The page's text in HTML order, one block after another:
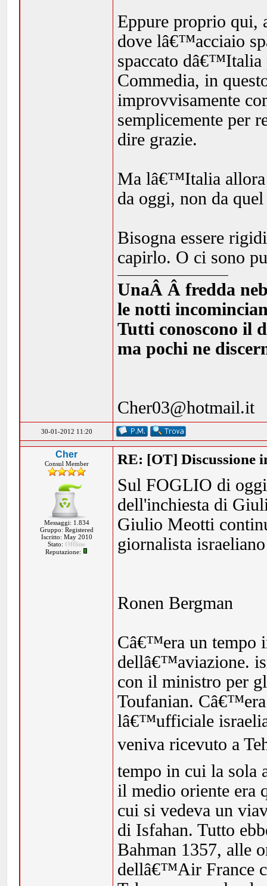
Eppure proprio
dove lâ€™acciaio
spaccato dâ€™Italia
Commedia, in
improvvisamente
semplicemente per
dire grazie.
Ma lâ€™Italia allora
da oggi, non da
Bisogna essere
capirlo. O ci sono
UnaÂ Â fredda
le notti
Tutti conoscono il
ma pochi ne
Cher03@hotmail.it
30-01-2012 11:20
Cher
Consul Member
Messaggi: 1.834
Gruppo: Registered
Iscritto: May 2010
Stato: Offline
Reputazione:
RE: [OT] Discussione
Sul FOGLIO di
dell'inchiesta di
Giulio Meotti
giornalista
Ronen Bergman
Câ€™era un tempo in cui Ezer Weizman, il fondatore dellâ€™aviazione. israeliana, stringeva accordi economici con il ministro per gli Armamenti dellâ€™Iran, Hassan Toufanian. Câ€™era un tempo in cui Yaakov Shapiro, lâ€™ufficiale israeliano che curava i rapporti con gli iraniani, veniva ricevuto a Teheran â€œcome un reâ€. Câ€™era un tempo in cui la sola ambasciata con la stella di David in tutto il medio oriente era quella a Teheran. Câ€™era un tempo in cui si vedeva un viavai di tecnici israeliani nel centro nucleare di Isfahan. Tutto ebbe fine il primo di febbraio del 1979, 12 Bahman 1357, alle ore nove e 7 minuti, quando un Jumbo dellâ€™Air France comparve nel cielo azzurro- ceramica di Teheran, sorvolando i Monti Alborz. Su quellâ€™aereo, noleggiato a credito, câ€™era Khomeini, il â€œprofeta disarmatoâ€. Ritornava in patria dopo quindici anni di esilio impostogli dallo sciÃ Pahlavi, il â€œre dei reâ€. Milioni di persone avevano inondato le strade. Piangevano: â€œAllahu akbarâ€, Allah Ã¨ grande, e â€œMarg bar sciÃ â€, morte allo sciÃ . Uri Lubrani, ultimo ambasciatore israeliano in Iran, aveva mandato un cablo a Washington e Gerusalemme: â€œLo sciÃ sarÃ anche un figlio di puttana, ma Ã¨ il nostro figlio di puttanaâ€. Il presidente americano Jimmy Carter lâ€™aveva ignorato. â€œManderÃ² davanti al tribunale del popolo tutti i corrotti sulla terraâ€, proclamÃ² Khomeini. â€œSpezzerÃ² i denti, taglierÃ² le mani dei servi dellâ€™imperialismoâ€. A ogni frase dellâ€™imam, un milione e mezzo di persone gli faceva eco: â€œSaâ€™i astâ€, ovvero â€œÃ¨ giustoâ€ e â€œcosÃ¬ siaâ€. Per Israele, fu lâ€™inizio della fine. Fu anche lâ€™inizio del countdown atomico. â€œQuella fra Israele e Iran Ã¨ la piÃ¹ lunga guerra nella storia del medio orienteâ€, dice a colloquio con il Foglio Ronen Bergman, il piÃ¹ noto giornalista investigativo israeliano. â€œNel 2006 lâ€™Iran, attraverso Hezbollah, ha sconfitto lo stato ebraico. Eâ€™ dal 1979 che i due paesi si stanno facendo una guerra sotterranea. Non Ã¨ possibile fare profezie, ma per la prima volta da quando si parla di Iran, ovvero da metÃ degli anni Novanta, ho la certezza che Israele stia pianificando un attacco preventivoâ€. Bergman scrive per Yedioth Ahronoth, il maggiore quotidiano ebraico, e recentemente sul New York Times ha firmato un lungo articolo in cui ha spiegato che Israele attaccherÃ lâ€™Iran nel 2012. Il saggio ha fatto il giro del mondo, perchÃ© Bergman Ã¨ il giornalista piÃ¹ insider dâ€™Israele. Bergman, che attualmente sta lavorando a un libro sul Mossad, Ã¨ lâ€™autore di â€œThe secret War with Iranâ€, libro-inchiesta su trentâ€™anni di conflitto fra Teheran e Gerusalemme. â€œEâ€™ una guerra titanica fra una rivoluzione islamica aggressiva e una societÃ compiacente e soddisfatta di sÃ© che vuole gettarsi alle spalle le paure esistenziali. Questi anni hanno dimostrato che lâ€™Iran e Hezbollah sono avversari piÃ¹ tenaci, determinati e sofisticati di quelli che Israele e Stati Uniti hanno incontrato finora in medio orienteâ€. Con lo stato ebraico la monarchia di Reza Pahlavi intratteneva rapporti di collaborazione in campo agricolo, industriale, energetico e militare. La prova piÃ¹ eclatante di questo legame Ã¨ una stella di David gigante scoperta nel dicembre 2010 sul tetto della Iran Air, accanto allâ€™aeroporto internazionale di Teheran. Lâ€™edificio era stato costruito da ingegneri israeliani prima della Rivoluzione. Nella biografia di Khomeini â€œThe Spirit of Allahâ€, il giornalista iraniano Amir Taheri racconta di una audiocassetta in cui lâ€™imam denuncia una cospirazione fra la monarchia, â€œla Croce e gli ebreiâ€. Nei sermoni di Khomeini lo sciÃ Ã¨ chiamato â€œspia